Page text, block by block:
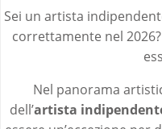
Sei un artista
correttamente nel
Nel panorama
dell’artista